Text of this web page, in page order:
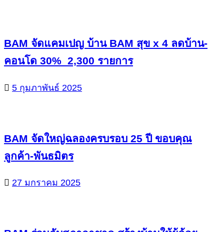
BAM จัดแคมเปญ บ้าน BAM สุข x 4 ลดบ้าน-
คอนโด 30% 2,300 รายการ
5 กุมภาพันธ์ 2025
BAM จัดใหญ่ฉลองครบรอบ 25 ปี ขอบคุณ
ลูกค้า-พันธมิตร
27 มกราคม 2025